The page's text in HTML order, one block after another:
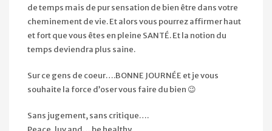
de temps mais de pur sensation de bien être dans votre
cheminement de vie. Et alors vous pourrez affirmer haut
et fort que vous êtes en pleine SANTÉ. Et la notion du
temps deviendra plus saine.
Sur ce gens de coeur….BONNE JOURNÉE et je vous
souhaite la force d’oser vous faire du bien 😉
Sans jugement, sans critique….